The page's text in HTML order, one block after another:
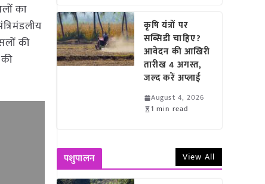
का
की
कृषि यंत्रों पर
सब्सिडी चाहिए?
आवेदन की आखिरी
तारीख 4 अगस्त,
जल्द करें अप्लाई
August 4, 2026
1 min read
पशुपालन View All